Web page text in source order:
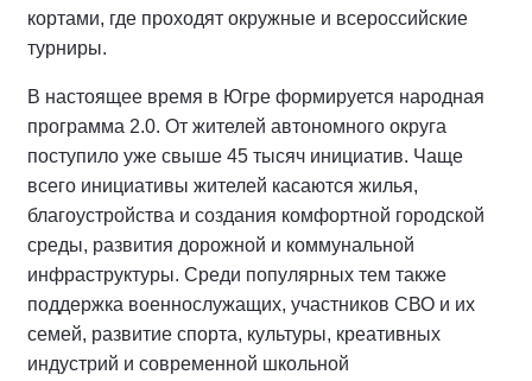
готовы принять до 200 любителей спорта
одновременно.
В Нефтеюганске по народной программе, «Карте
развития Югры» благоустроили территорию лыжной
базы. Жители могут посещать объект круглый год.
Строители увеличили протяжённость велодорожек
больше чем в 1,5 раза, расширили прогулочную зону,
заасфальтировали тротуары и установили
современные светильники.